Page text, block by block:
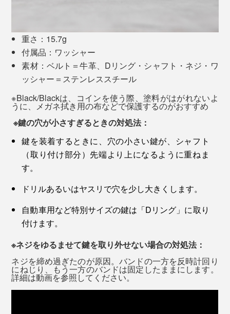
Orbitkey アクセサリーを取り付ければ、お出かけ前や通
勤時、外回り時の身だしなみチェッカーとしても、活躍
します。
『Orbitkey 』は、クラウドファンディングのKickstarter
重さ：15.7g
付属品：ワッシャー
素材：ベルト＝牛革、Dリング・シャフト・ネジ・ワ
ッシャー＝ステンレススチール
※Black/Blackは、コインを使う際、塗料がはがれないよ
うに、メガネ拭き用の布などで保護するのがおすすめ
※鍵の穴が小さすぎるときの対処法：
鍵を装着するときに、穴の小さい鍵が、シャフト
（取り付け部分）先端より上になるように重ねま
す。
ドリルあるいはヤスリで穴を少し大きくします。
自動車用など特別サイズの鍵は「Dリング」に取り
付けます。
※ネジをゆるませて鍵を取り外せない場合の対処法：
ネジを締め過ぎたのが原因。バンドの一方を反時計回り
にねじり、もう一方のバンドは固定したままにします。
詳細は動画を参照してください。